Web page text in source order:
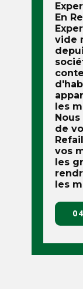
En
vide
les
de
Refail
vos
les
les